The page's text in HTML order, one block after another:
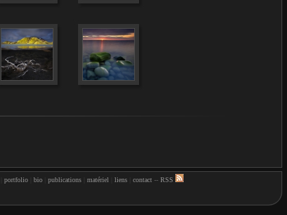
portfolio bio publications matériel liens contact -- RSS